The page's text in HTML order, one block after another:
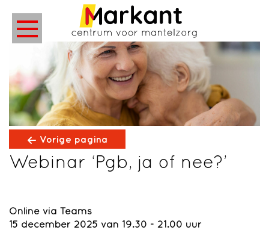
Vorige pagina
Webinar ‘Pgb, ja of nee?’
Online via Teams
15 december 2025 van 19.30 - 21.00 uur